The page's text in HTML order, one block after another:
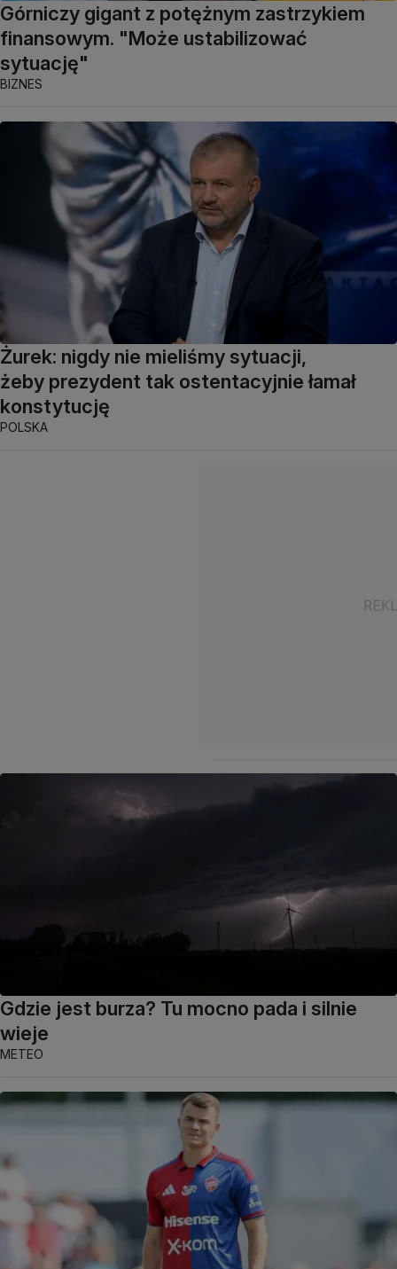
Górniczy gigant z potężnym zastrzykiem
finansowym. "Może ustabilizować
sytuację"
BIZNES
Żurek: nigdy nie mieliśmy sytuacji,
żeby prezydent tak ostentacyjnie łamał
konstytucję
POLSKA
Gdzie jest burza? Tu mocno pada i silnie
wieje
METEO